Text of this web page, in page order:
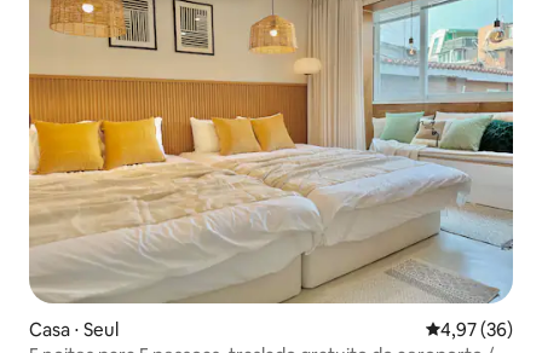
Casa ⋅ Seul 4,97 de uma
4,97 (36)